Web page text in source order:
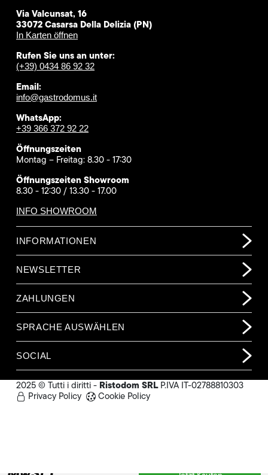
Via Valcunsat, 16
33072 Casarsa Della Delizia (PN)
In Karten öffnen
Rufen Sie uns an unter:
(+39) 0434 86 92 32
Email:
info@gastrodomus.it
WhatsApp:
+39 366 372 92 22
Öffnungszeiten
Montag – Freitag: 8.30 - 17:30
Öffnungszeiten Showroom
8.30 - 12:30 / 13.30 - 17.00
INFO SHOWROOM
INFORMATIONEN
NEWSLETTER
ZAHLUNGEN
SPRACHE AUSWÄHLEN
SOCIAL
2025 © Tutti i diritti - Ristodom SRLP.IVA IT-02788810303
Privacy Policy
Cookie Policy